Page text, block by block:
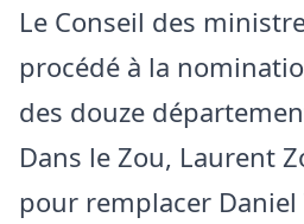
Le Conseil des
procédé à la
des douze
Dans le Zou, Laurent
pour remplacer Daniel